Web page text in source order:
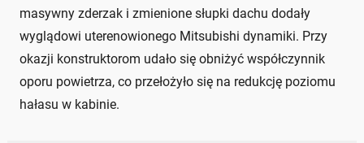
masywny zderzak i zmienione słupki dachu dodały
wyglądowi uterenowionego Mitsubishi dynamiki. Przy
okazji konstruktorom udało się obniżyć współczynnik
oporu powietrza, co przełożyło się na redukcję poziomu
hałasu w kabinie.